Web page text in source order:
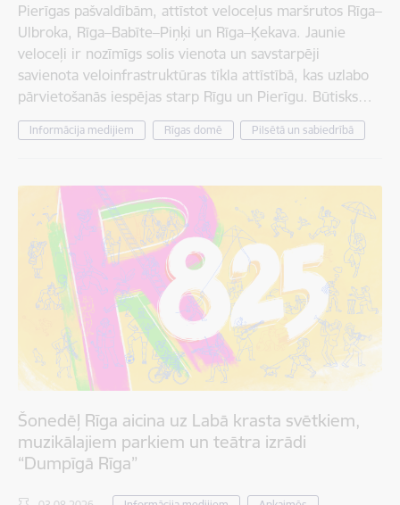
Pierīgas pašvaldībām, attīstot veloceļus maršrutos Rīga–
Ulbroka, Rīga–Babīte–Piņķi un Rīga–Ķekava. Jaunie
veloceļi ir nozīmīgs solis vienota un savstarpēji
savienota veloinfrastruktūras tīkla attīstībā, kas uzlabo
pārvietošanās iespējas starp Rīgu un Pierīgu. Būtisks…
Informācija medijiem Rīgas domē Pilsētā un sabiedrībā
Šonedēļ Rīga aicina uz Labā krasta svētkiem,
muzikālajiem parkiem un teātra izrādi
“Dumpīgā Rīga”